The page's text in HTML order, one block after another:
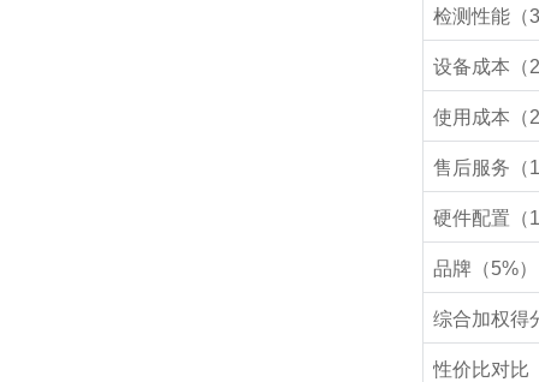
检测性能（
设备成本（
使用成本（
售后服务（
硬件配置（
品牌（5%）
综合加权得
性价比对比